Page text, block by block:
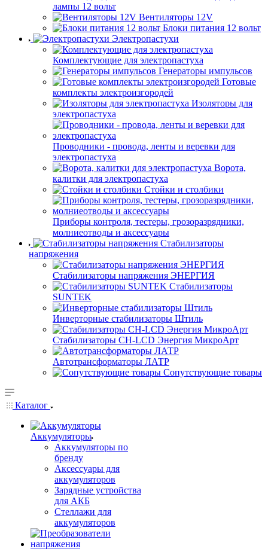
лампы 12 вольт
Вентиляторы 12V
Блоки питания 12 вольт
Электропастухи
Комплектующие для электропастуха
Генераторы импульсов
Готовые
комплекты электроизгородей
Изоляторы для
электропастуха
Проводники - провода, ленты и веревки для
электропастуха
Ворота,
калитки для электропастуха
Стойки и столбики
Приборы контроля, тестеры, грозоразрядники,
молниеотводы и аксессуары
Стабилизаторы
напряжения
Стабилизаторы напряжения ЭНЕРГИЯ
Стабилизаторы
SUNTEK
Инверторные стабилизаторы Штиль
Стабилизаторы СН-LCD Энepгия МикроАрт
Автотрансформаторы ЛАТР
Сопутствующие товары
Каталог
Аккумуляторы
Аккумуляторы по
бренду
Аксессуары для
аккумуляторов
Зарядные устройства
для АКБ
Стеллажи для
аккумуляторов